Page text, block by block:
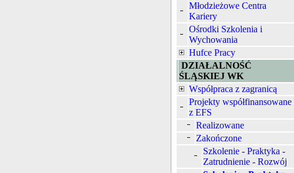
Młodzieżowe Centra
Kariery
Ośrodki Szkolenia i
Wychowania
Hufce Pracy
DZIAŁALNOŚĆ
ŚLĄSKIEJ WK
Współpraca z zagranicą
Projekty współfinansowane
z EFS
Realizowane
Zakończone
Szkolenie - Praktyka -
Zatrudnienie - Rozwój